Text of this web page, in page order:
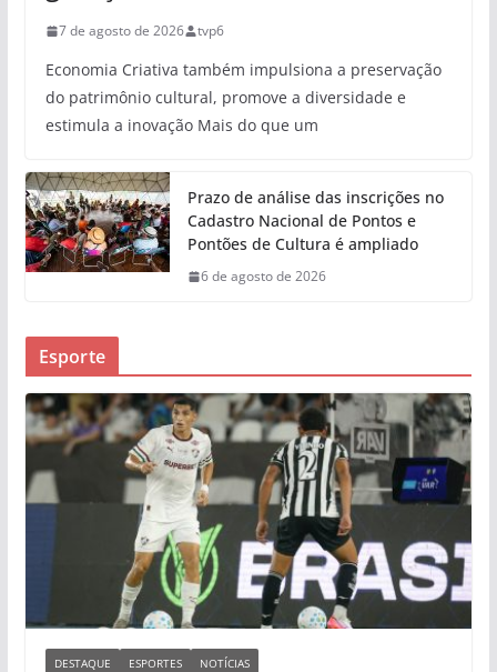
7 de agosto de 2026 tvp6
Economia Criativa também impulsiona a preservação
do patrimônio cultural, promove a diversidade e
estimula a inovação Mais do que um
Prazo de análise das inscrições no
Cadastro Nacional de Pontos e
Pontões de Cultura é ampliado
6 de agosto de 2026
Esporte
DESTAQUE ESPORTES NOTÍCIAS